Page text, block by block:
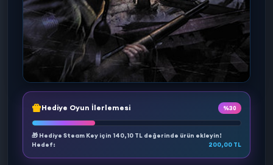
Hediye Oyun İlerlemesi %30
🎁 Hediye Steam Key için 140,10 TL değerinde ürün ekleyin!
Hedef:
200,00 TL